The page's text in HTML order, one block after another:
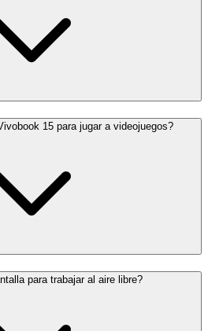
15 para jugar a videojuegos?
para trabajar al aire libre?